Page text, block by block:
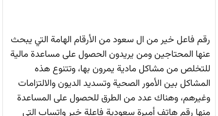
رقم فاعل خير من ال سعود من الأرقام الهامة التي يبحث
عنها المحتاجين ومن يريدون الحصول على مساعدة مالية
للتخلص من مشاكل مادية يمرون بها، وتتنوع هذه
المشاكل بين الأمور الصحية وتسديد الديون والالتزامات
وغيرهم، وهناك عدد من الطرق للحصول على المساعدة
منها رقم هاتف أميرة سعودية فاعلة خير واتساب التي